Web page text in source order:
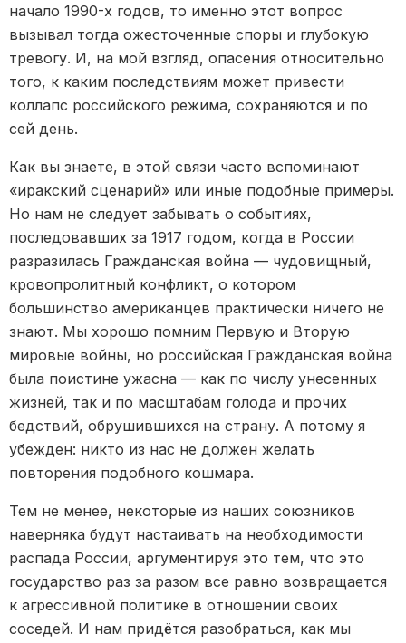
начало 1990-х годов, то именно этот вопрос
вызывал тогда ожесточенные споры и глубокую
тревогу. И, на мой взгляд, опасения относительно
того, к каким последствиям может привести
коллапс российского режима, сохраняются и по
сей день.
Как вы знаете, в этой связи часто вспоминают
«иракский сценарий» или иные подобные примеры.
Но нам не следует забывать о событиях,
последовавших за 1917 годом, когда в России
разразилась Гражданская война — чудовищный,
кровопролитный конфликт, о котором
большинство американцев практически ничего не
знают. Мы хорошо помним Первую и Вторую
мировые войны, но российская Гражданская война
была поистине ужасна — как по числу унесенных
жизней, так и по масштабам голода и прочих
бедствий, обрушившихся на страну. А потому я
убежден: никто из нас не должен желать
повторения подобного кошмара.
Тем не менее, некоторые из наших союзников
наверняка будут настаивать на необходимости
распада России, аргументируя это тем, что это
государство раз за разом все равно возвращается
к агрессивной политике в отношении своих
соседей. И нам придётся разобраться, как мы